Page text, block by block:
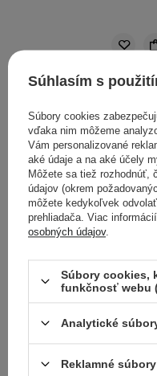
Mineral Powder -
Minerálny sypký púder -
Súhlasím s
Súbory cookies
vďaka nim môžeme
Vám personalizované
aké údaje a na aké účely
Môžete sa tiež rozhodnúť,
údajov (okrem
môžete kedykoľvek
prehliadača. Viac
osobných údajov.
Súbory cookies,
funkčnosť webu
Analytické
Reklamné